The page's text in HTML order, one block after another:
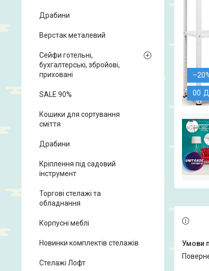
00
Драбини
Верстак металевий
Сейфи готельні,
бухгалтерські, збройові,
приховані
SALE 90%
Кошики для сортування
сміття
Драбини
Кріплення під садовий
інструмент
Торгові стелажі та
обладнання
Корпусні меблі
Новинки комплектів стелажів
Стелажі Лофт